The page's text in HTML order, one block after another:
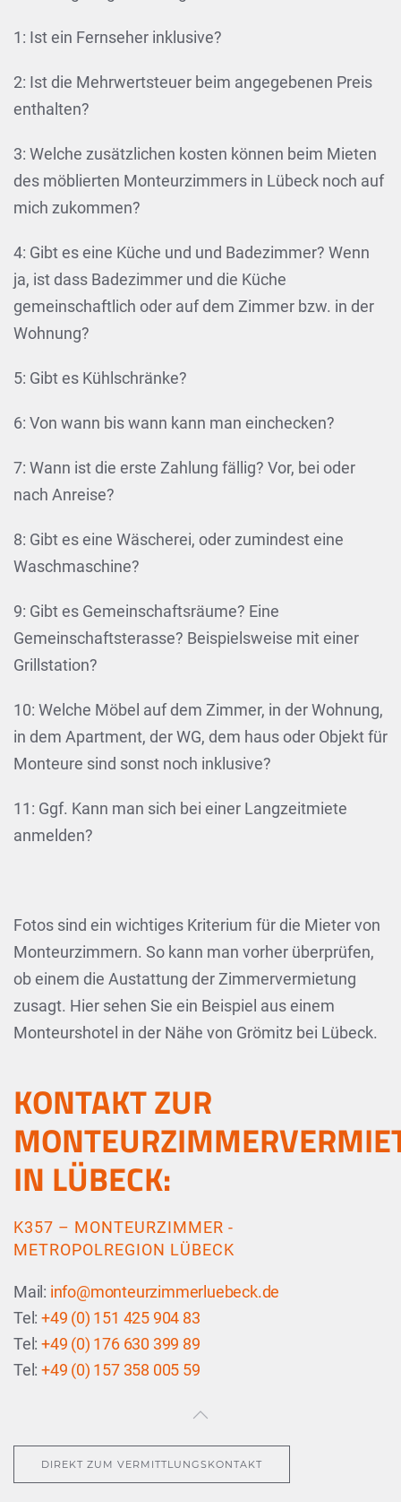
1: Ist ein Fernseher inklusive?
2: Ist die Mehrwertsteuer beim angegebenen Preis
enthalten?
3: Welche zusätzlichen kosten können beim Mieten
des möblierten Monteurzimmers in Lübeck noch auf
mich zukommen?
4: Gibt es eine Küche und und Badezimmer? Wenn
ja, ist dass Badezimmer und die Küche
gemeinschaftlich oder auf dem Zimmer bzw. in der
Wohnung?
5: Gibt es Kühlschränke?
6: Von wann bis wann kann man einchecken?
7: Wann ist die erste Zahlung fällig? Vor, bei oder
nach Anreise?
8: Gibt es eine Wäscherei, oder zumindest eine
Waschmaschine?
9: Gibt es Gemeinschaftsräume? Eine
Gemeinschaftsterasse? Beispielsweise mit einer
Grillstation?
10: Welche Möbel auf dem Zimmer, in der Wohnung,
in dem Apartment, der WG, dem haus oder Objekt für
Monteure sind sonst noch inklusive?
11: Ggf. Kann man sich bei einer Langzeitmiete
anmelden?
Fotos sind ein wichtiges Kriterium für die Mieter von
Monteurzimmern. So kann man vorher überprüfen,
ob einem die Austattung der Zimmervermietung
zusagt. Hier sehen Sie ein Beispiel aus einem
Monteurshotel in der Nähe von Grömitz bei Lübeck.
KONTAKT ZUR
IN LÜBECK:
K357 – MONTEURZIMMER -
METROPOLREGION LÜBECK
Mail: info@monteurzimmerluebeck.de
Tel: +49 (0) 151 425 904 83
Tel: +49 (0) 176 630 399 89
Tel: +49 (0) 157 358 005 59
DIREKT ZUM VERMITTLUNGSKONTAKT